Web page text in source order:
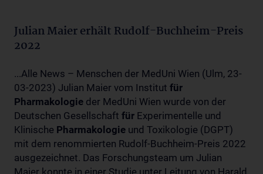
Julian Maier erhält Rudolf-Buchheim-Preis
2022
...Alle News – Menschen der MedUni Wien (Ulm, 23-
03-2023) Julian Maier vom Institut für
Pharmakologie der MedUni Wien wurde von der
Deutschen Gesellschaft für Experimentelle und
Klinische Pharmakologie und Toxikologie (DGPT)
mit dem renommierten Rudolf-Buchheim-Preis 2022
ausgezeichnet. Das Forschungsteam um Julian
Maier konnte in einer Studie unter Leitung von Harald